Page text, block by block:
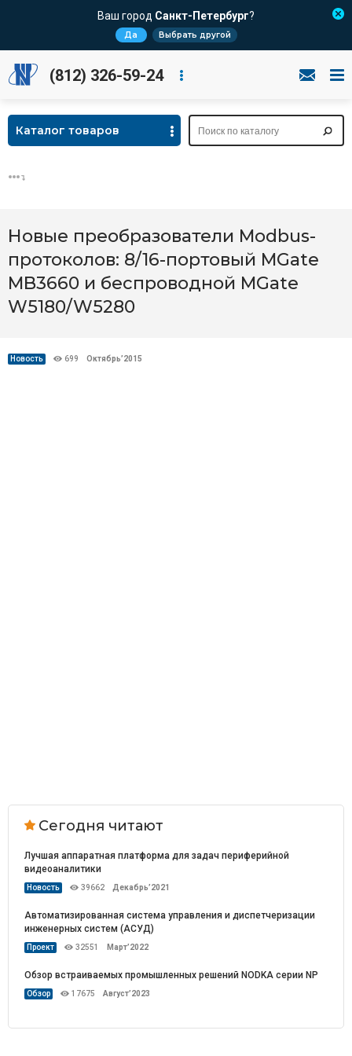
Ваш город Санкт-Петербург?
Да Выбрать другой
(812) 326-59-24
Каталог товаров
Новые преобразователи Modbus-
протоколов: 8/16-портовый MGate
MB3660 и беспроводной MGate
W5180/W5280
Новость 699 Октябрь’2015
Сегодня читают
Лучшая аппаратная платформа для задач периферийной
видеоаналитики
Новость 39662 Декабрь’2021
Автоматизированная система управления и диспетчеризации
инженерных систем (АСУД)
Проект 32551 Март’2022
Обзор встраиваемых промышленных решений NODKA серии NP
Обзор 17675 Август’2023